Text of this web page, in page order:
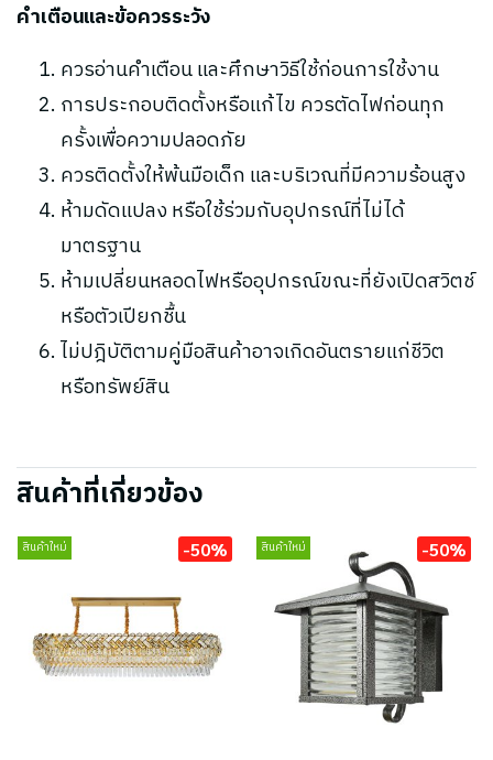
คำเตือนและข้อควรระวัง
ควรอ่านคำเตือน และศึกษาวิธีใช้ก่อนการใช้งาน
การประกอบติดตั้งหรือแก้ไข ควรตัดไฟก่อนทุก
ครั้งเพื่อความปลอดภัย
ควรติดตั้งให้พ้นมือเด็ก และบริเวณที่มีความร้อนสูง
ห้ามดัดแปลง หรือใช้ร่วมกับอุปกรณ์ที่ไม่ได้
มาตรฐาน
ห้ามเปลี่ยนหลอดไฟหรืออุปกรณ์ขณะที่ยังเปิดสวิตช์
หรือตัวเปียกชื้น
ไม่ปฎิบัติตามคู่มือสินค้าอาจเกิดอันตรายแก่ชีวิต
หรือทรัพย์สิน
สินค้าที่เกี่ยวข้อง
สินค้าใหม่ -50% สินค้าใหม่ -50%